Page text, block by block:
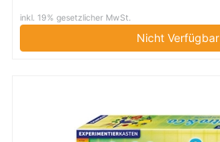
inkl. 19% gesetzlicher MwSt.
Nicht Verfügbar